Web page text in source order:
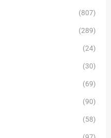
(807)
(289)
(24)
(30)
(69)
(90)
(58)